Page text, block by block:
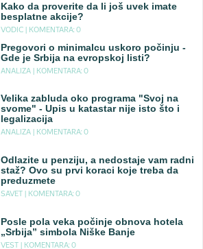
Kako da proverite da li još uvek imate
besplatne akcije?
VODIC | KOMENTARA: 0
Pregovori o minimalcu uskoro počinju -
Gde je Srbija na evropskoj listi?
ANALIZA | KOMENTARA: 0
Velika zabluda oko programa "Svoj na
svome" - Upis u katastar nije isto što i
legalizacija
ANALIZA | KOMENTARA: 0
Odlazite u penziju, a nedostaje vam radni
staž? Ovo su prvi koraci koje treba da
preduzmete
SAVET | KOMENTARA: 0
Posle pola veka počinje obnova hotela
„Srbija” simbola Niške Banje
VEST | KOMENTARA: 0